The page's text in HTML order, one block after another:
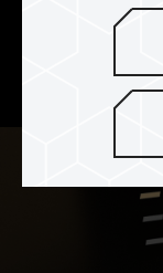
高导热系数的
配可耐酸、抗
里，整体达到